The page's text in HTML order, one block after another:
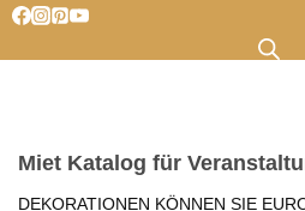
Zum
Inhalt
Miet Katalog für
DEKORATIONEN KÖNNEN SIE